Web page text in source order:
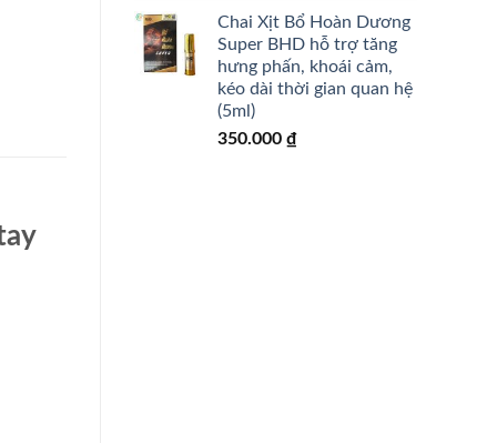
Chai Xịt Bổ Hoàn Dương
Super BHD hỗ trợ tăng
hưng phấn, khoái cảm,
kéo dài thời gian quan hệ
(5ml)
350.000 ₫